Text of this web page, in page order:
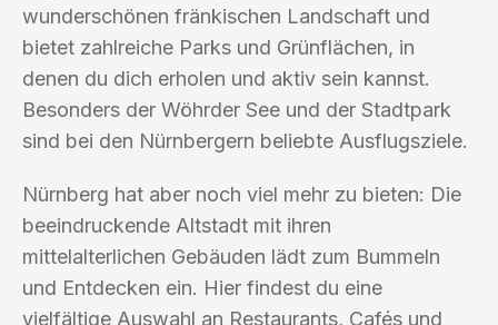
wunderschönen fränkischen Landschaft und
bietet zahlreiche Parks und Grünflächen, in
denen du dich erholen und aktiv sein kannst.
Besonders der Wöhrder See und der Stadtpark
sind bei den Nürnbergern beliebte Ausflugsziele.
Nürnberg hat aber noch viel mehr zu bieten: Die
beeindruckende Altstadt mit ihren
mittelalterlichen Gebäuden lädt zum Bummeln
und Entdecken ein. Hier findest du eine
vielfältige Auswahl an Restaurants, Cafés und